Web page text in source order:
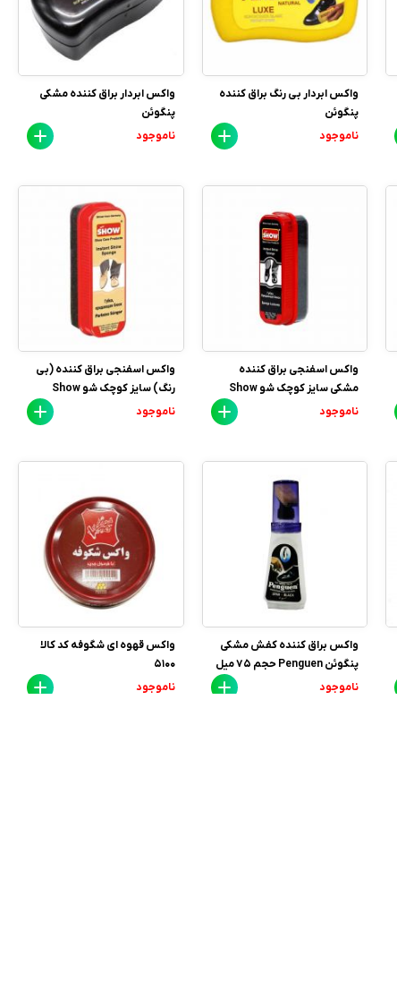
واکس ابردار بی رنگ براق کننده
پنگوئن
ناموجود
واکس ابردار براق کننده مشکی
پنگوئن
ناموجود
واکس اسفنجی براق کننده
مشکی سایز کوچک شو Show
ناموجود
واکس اسفنجی براق کننده (بی
رنگ) سایز کوچک شو Show
ناموجود
واکس براق کننده کفش مشکی
پنگوئن Penguen حجم 75 میل
ناموجود
واکس قهوه ای شگوفه کد کالا
5100
ناموجود